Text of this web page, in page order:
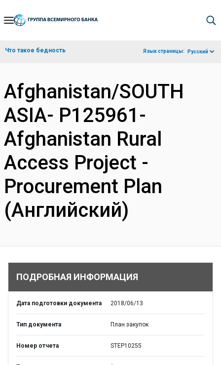
Skip
Navigation
Что такое бедность Язык страницы: Русский
Afghanistan/SOUTH
ASIA- P125961-
Afghanistan Rural
Access Project -
Procurement Plan
(Английский)
ПОДРОБНАЯ ИНФОРМАЦИЯ
Дата подготовки документа 2018/06/13
Тип документа План закупок
Номер отчета STEP10255